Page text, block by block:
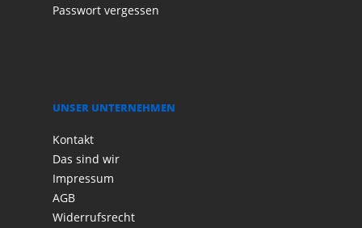
Passwort vergessen
UNSER UNTERNEHMEN
Kontakt
Das sind wir
Impressum
AGB
Widerrufsrecht